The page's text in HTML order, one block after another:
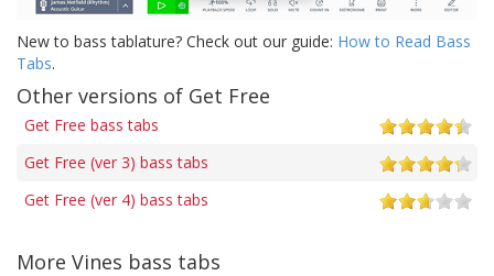
New to bass tablature? Check out our guide: How to Read Bass
Tabs.
Other versions of Get Free
Get Free bass tabs
Get Free (ver 3) bass tabs
Get Free (ver 4) bass tabs
More Vines bass tabs